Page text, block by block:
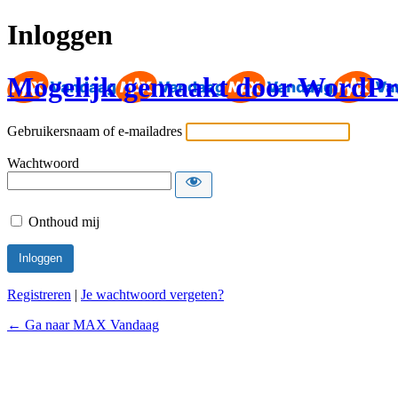
Inloggen
Mogelijk gemaakt door
Gebruikersnaam of e-mailadres
Wachtwoord
Onthoud mij
Registreren | Je wachtwoord vergeten?
← Ga naar MAX Vandaag